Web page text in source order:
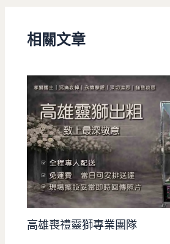
相關文章
高雄喪禮靈獅專業團隊